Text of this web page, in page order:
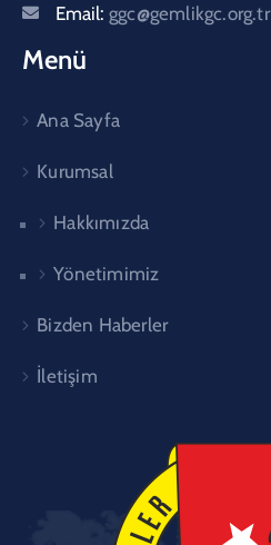
Email: ggc@gemlikgc.org.tr
Menü
Ana Sayfa
Kurumsal
Hakkımızda
Yönetimimiz
Bizden Haberler
İletişim